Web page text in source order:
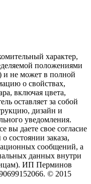
характер,
положениями
и не может в полной
о свойствах,
включая цвета,
оставляет за собой
дизайн и
уведомления.
вы даете свое согласие
состоянии заказа,
сообщений, а
данных внутри
ИП Перминов
© 2015